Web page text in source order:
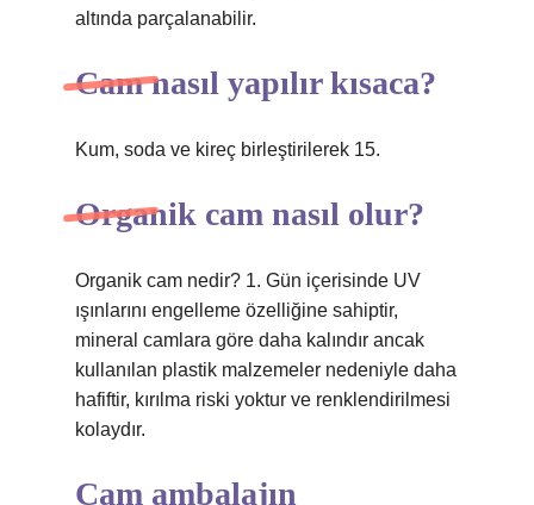
altında parçalanabilir.
Cam nasıl yapılır kısaca?
Kum, soda ve kireç birleştirilerek 15.
Organik cam nasıl olur?
Organik cam nedir? 1. Gün içerisinde UV
ışınlarını engelleme özelliğine sahiptir,
mineral camlara göre daha kalındır ancak
kullanılan plastik malzemeler nedeniyle daha
hafiftir, kırılma riski yoktur ve renklendirilmesi
kolaydır.
Cam ambalajın